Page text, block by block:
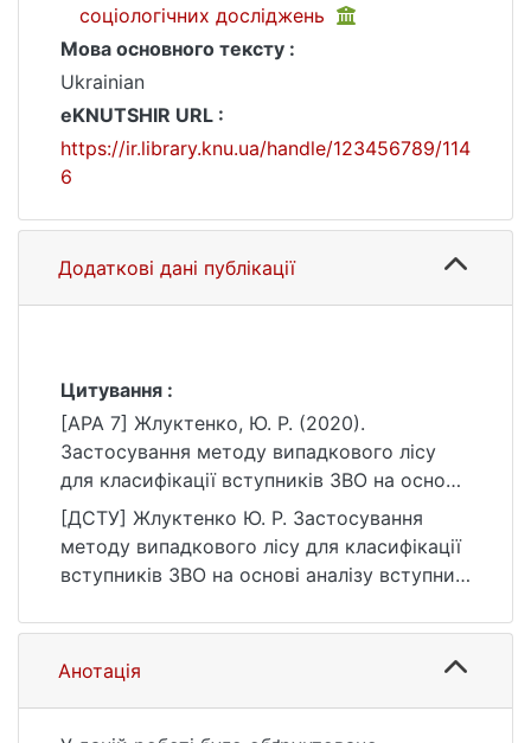
соціологічних досліджень
Мова основного тексту :
Ukrainian
eKNUTSHIR URL :
https://ir.library.knu.ua/handle/123456789/114
6
Додаткові дані публікації
Цитування :
[APA 7] Жлуктенко, Ю. Р. (2020).
Застосування методу випадкового лісу
для класифікації вступників ЗВО на основі
аналізу вступних заяв [Бакалаврська
робота, Київський національний
університет імені Тараса Шевченка].
eKNUTSHIR.
https://ir.library.knu.ua/handle/123456789/114
[ДСТУ] Жлуктенко Ю. Р. Застосування
методу випадкового лісу для класифікації
вступників ЗВО на основі аналізу вступних
Соціальні та поведінкові науки / наук. кер.
М. В. Сидоров. Київ, 2020. 54 с. URL:
https://ir.library.knu.ua/handle/123456789/114
Анотація